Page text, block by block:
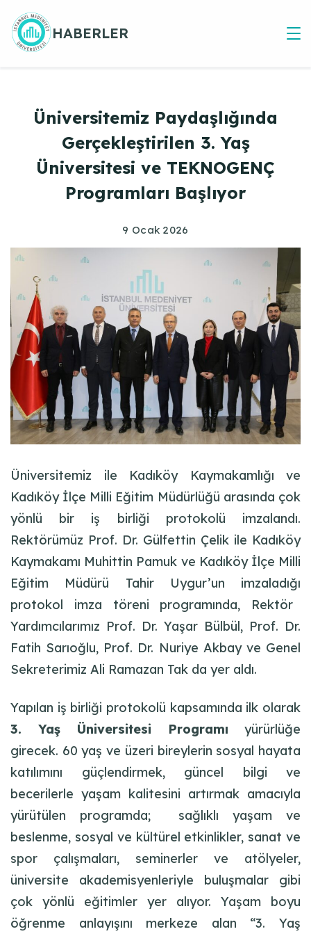
Skip
to
content
HABERLER
Üniversitemiz Paydaşlığında
Gerçekleştirilen 3. Yaş
Üniversitesi ve TEKNOGENÇ
Programları Başlıyor
9 Ocak 2026
Üniversitemiz ile Kadıköy Kaymakamlığı ve
Kadıköy İlçe Milli Eğitim Müdürlüğü arasında çok
yönlü bir iş
birliği protokolü imzalandı.
Rektörümüz Prof. Dr. Gülfettin Çelik ile Kadıköy
Kaymakamı Muhittin Pamuk ve Kadıköy İlçe Milli
Eğitim Müdürü Tahir Uygur’un imzaladığı
protokol imza töreni programında, Rektör
Yardımcılarımız Prof. Dr. Yaşar Bülbül, Prof. Dr.
Fatih Sarıoğlu, Prof. Dr. Nuriye Akbay ve Genel
Sekreterimiz Ali Ramazan Tak da yer aldı.
Yapılan iş birliği protokolü kapsamında ilk olarak
3. Yaş Üniversitesi Programı
yürürlüğe
girecek. 60 yaş ve üzeri bireylerin sosyal hayata
katılımını güçlendirmek, güncel bilgi ve
becerilerle yaşam kalitesini artırmak amacıyla
yürütülen programda; sağlıklı yaşam ve
beslenme, sosyal ve kültürel etkinlikler, sanat ve
spor çalışmaları, seminerler ve atölyeler,
üniversite akademisyenleriyle buluşmalar gibi
çok yönlü eğitimler yer alıyor. Yaşam boyu
öğrenme anlayışını merkeze alan “3. Yaş